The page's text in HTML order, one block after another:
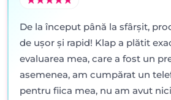
De la început până la sfârșit,
de ușor și rapid! Klap a plătit
evaluarea mea, care a fost un
asemenea, am cumpărat un
pentru fiica mea, nu am avut